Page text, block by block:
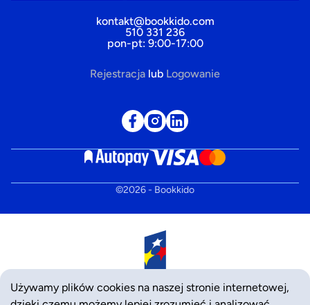
kontakt@bookkido.com
510 331 236
pon-pt: 9:00-17:00
Rejestracja lub Logowanie
©2026- Bookkido
Używamy plików cookies na naszej stronie internetowej,